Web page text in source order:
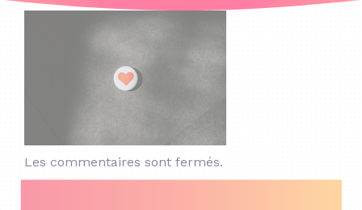
Les commentaires sont fermés.